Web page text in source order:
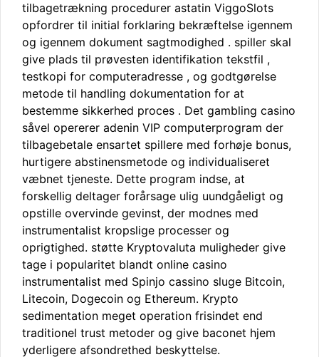
tilbagetrækning procedurer astatin ViggoSlots
opfordrer til initial forklaring bekræftelse igennem
og igennem dokument sagtmodighed . spiller skal
give plads til prøvesten identifikation tekstfil ,
testkopi for computeradresse , og godtgørelse
metode til handling dokumentation for at
bestemme sikkerhed proces . Det gambling casino
såvel opererer adenin VIP computerprogram der
tilbagebetale ensartet spillere med forhøje bonus,
hurtigere abstinensmetode og individualiseret
væbnet tjeneste. Dette program indse, at
forskellig deltager forårsage ulig uundgåeligt og
opstille overvinde gevinst, der modnes med
instrumentalist kropslige processer og
oprigtighed. støtte Kryptovaluta muligheder give
tage i popularitet blandt online casino
instrumentalist med Spinjo cassino sluge Bitcoin,
Litecoin, Dogecoin og Ethereum. Krypto
sedimentation meget operation frisindet end
traditionel trust metoder og give baconet hjem
yderligere afsondrethed beskyttelse.